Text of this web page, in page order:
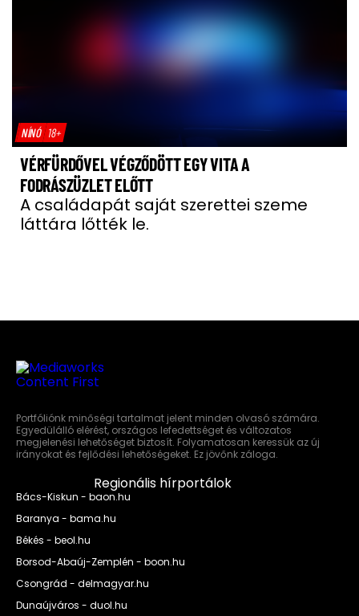
NÍNÓ 18+
VÉRFÜRDŐVEL VÉGZŐDÖTT EGY VITA A
FODRÁSZÜZLET ELŐTT
A családapát saját szerettei szeme
láttára lőtték le.
Portfóliónk minőségi tartalmat jelent minden olvasó számára.
Egyedülálló elérést, országos lefedettséget és változatos
megjelenési lehetőséget biztosít. Folyamatosan keressük az új
irányokat és fejlődési lehetőségeket. Ez jövőnk záloga.
Regionális hírportálok
Bács-Kiskun - baon.hu
Baranya - bama.hu
Békés - beol.hu
Borsod-Abaúj-Zemplén - boon.hu
Csongrád - delmagyar.hu
Dunaújváros - duol.hu